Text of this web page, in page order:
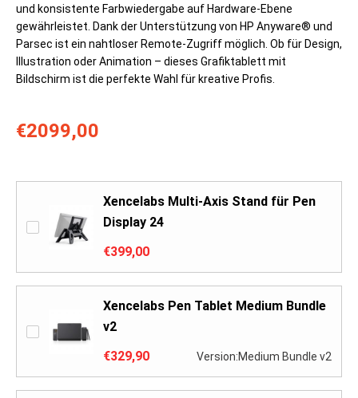
und konsistente Farbwiedergabe auf Hardware-Ebene
gewährleistet. Dank der Unterstützung von HP Anyware® und
Parsec ist ein nahtloser Remote-Zugriff möglich. Ob für Design,
Illustration oder Animation – dieses Grafiktablett mit
Bildschirm ist die perfekte Wahl für kreative Profis.
€2099,00
Xencelabs Multi-Axis Stand für Pen
Display 24
€399,00
Xencelabs Pen Tablet Medium Bundle
v2
€329,90
Version:Medium Bundle v2